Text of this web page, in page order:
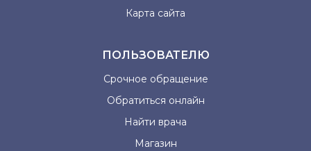
Карта сайта
ПОЛЬЗОВАТЕЛЮ
Срочное обращение
Обратиться онлайн
Найти врача
Магазин